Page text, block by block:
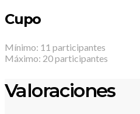
Cupo
Mínimo: 11 participantes
Máximo: 20 participantes
Valoraciones